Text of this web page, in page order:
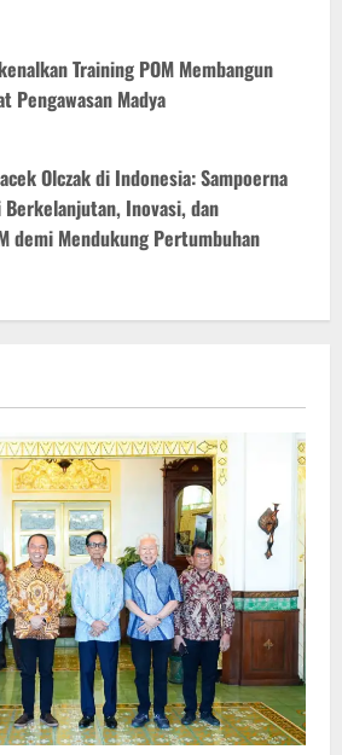
Training POM Membangun
Pengawasan Madya
Olczak di Indonesia: Sampoerna
Inovasi, dan
demi Mendukung Pertumbuhan